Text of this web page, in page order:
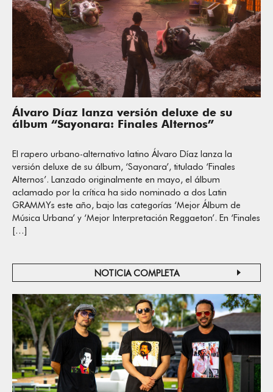
Álvaro Díaz lanza versión deluxe de su
álbum “Sayonara: Finales Alternos”
El rapero urbano-alternativo latino Álvaro Díaz lanza la
versión deluxe de su álbum, ‘Sayonara’, titulado ‘Finales
Alternos’. Lanzado originalmente en mayo, el álbum
aclamado por la crítica ha sido nominado a dos Latin
GRAMMYs este año, bajo las categorías ‘Mejor Álbum de
Música Urbana’ y ‘Mejor Interpretación Reggaeton’. En ‘Finales
[…]
NOTICIA COMPLETA